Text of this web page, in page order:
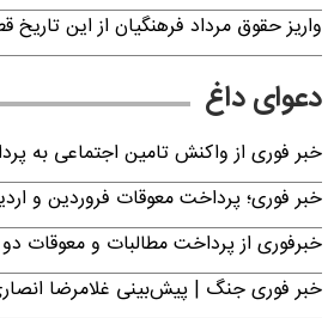
واریز حقوق مرداد فرهنگیان از این
دعوای داغ
خبر فوری از واکنش تامین اجتماعی به پرداخت
خبر فوری؛ پرداخت معوقات فروردین و
خبرفوری از پرداخت مطالبات و معوقات دو
خبر فوری جنگ | پیش‌بینی غلامرضا